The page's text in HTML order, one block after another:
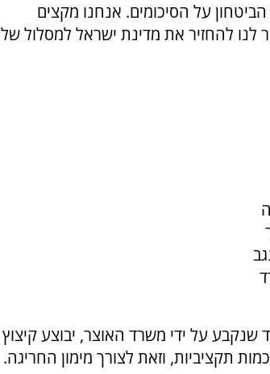
על הסיכומים. אנחנו מקצים
להחזיר את מדינת ישראל למסלול של
שנקבע על ידי משרד האוצר, יבוצע קיצוץ
תקציביות, וזאת לצורך מימון החריגה.